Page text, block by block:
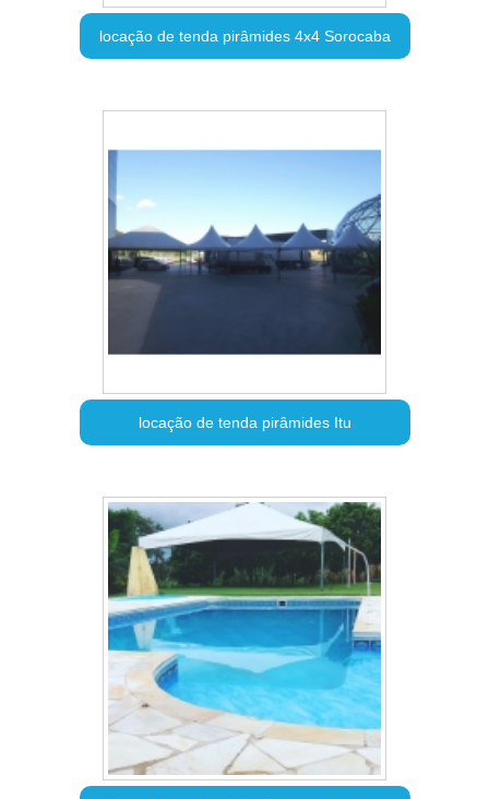
locação de tenda pirâmides 4x4 Sorocaba
locação de tenda pirâmides Itu